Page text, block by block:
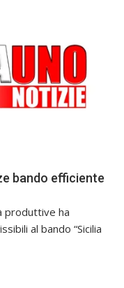
bando efficiente
produttive ha
al bando “Sicilia